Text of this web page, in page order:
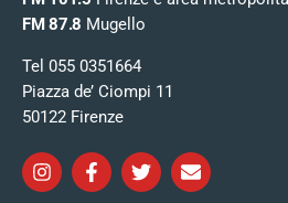
FM 87.8 Mugello
Tel 055 0351664
Piazza de’ Ciompi 11
50122 Firenze